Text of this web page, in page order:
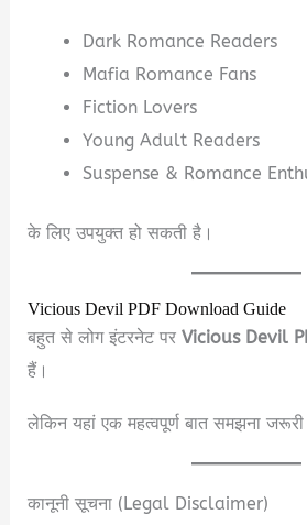
Dark Romance Readers
Mafia Romance Fans
Fiction Lovers
Young Adult Readers
Suspense & Romance
के लिए उपयुक्त हो सकती है।
Vicious Devil PDF Download Guide
बहुत से लोग इंटरनेट परVicious Devil
हैं।
लेकिन यहां एक महत्वपूर्ण बात समझना
कानूनी सूचना (Legal Disclaimer)